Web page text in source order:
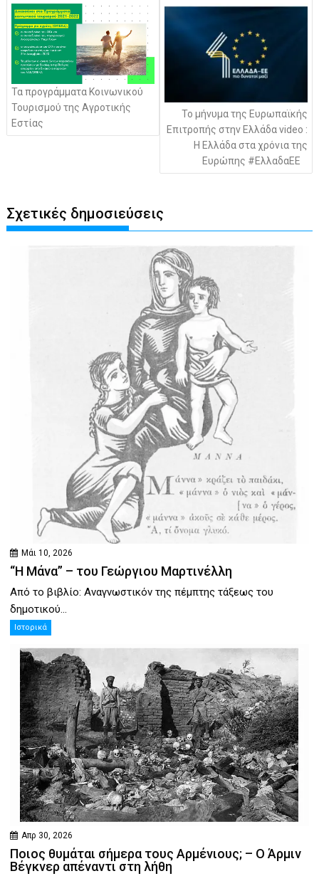
άρθρων
Τα προγράμματα Κοινωνικού
Τουρισμού της Αγροτικής
Εστίας
Το μήνυμα της Ευρωπαϊκής
Επιτροπής στην Ελλάδα video :
Η Ελλάδα στα χρόνια της
Ευρώπης #ΕλλαδαΕΕ
Σχετικές δημοσιεύσεις
Μάι 10, 2026
“Η Μάνα” – του Γεώργιου Μαρτινέλλη
Από το βιβλίο: Αναγνωστικόν της πέμπτης τάξεως του
δημοτικού...
Ιστορικά
Απρ 30, 2026
Ποιος θυμάται σήμερα τους Αρμένιους; – Ο Άρμιν
Βέγκνερ απέναντι στη λήθη